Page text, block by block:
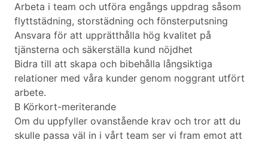
Arbeta i team och utföra engångs uppdrag såsom
flyttstädning, storstädning och fönsterputsning
Ansvara för att upprätthålla hög kvalitet på
tjänsterna och säkerställa kund nöjdhet
Bidra till att skapa och bibehålla långsiktiga
relationer med våra kunder genom noggrant utfört
arbete.
B Körkort-meriterande
Om du uppfyller ovanstående krav och tror att du
skulle passa väl in i vårt team ser vi fram emot att